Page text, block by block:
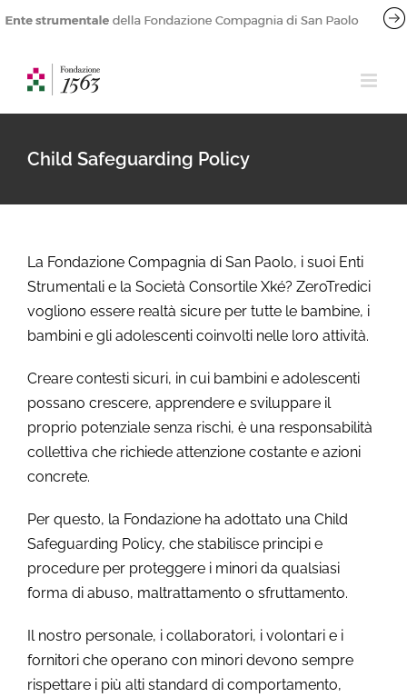
contenuto
Child Safeguarding Policy
La Fondazione Compagnia di San Paolo, i suoi Enti
Strumentali e la Società Consortile Xké? ZeroTredici
vogliono essere realtà sicure per tutte le bambine, i
bambini e gli adolescenti coinvolti nelle loro attività.
Creare contesti sicuri, in cui bambini e adolescenti
possano crescere, apprendere e sviluppare il
proprio potenziale senza rischi, è una responsabilità
collettiva che richiede attenzione costante e azioni
concrete.
Per questo, la Fondazione ha adottato una Child
Safeguarding Policy, che stabilisce principi e
procedure per proteggere i minori da qualsiasi
forma di abuso, maltrattamento o sfruttamento.
Il nostro personale, i collaboratori, i volontari e i
fornitori che operano con minori devono sempre
rispettare i più alti standard di comportamento,